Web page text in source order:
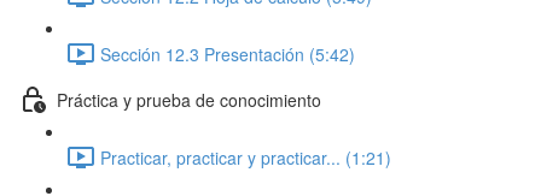
Sección 12.3 Presentación (5:42)
Práctica y prueba de conocimiento
Practicar, practicar y practicar... (1:21)